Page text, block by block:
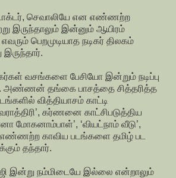
செவாலியே என எண்ணற்ற
இருந்தாலும் இன்னும் ஆயிரம்
பெறமுடியாத நடிகர் திலகம்
வசங்களை பேசியோ இன்றும் நடிப்பு
அண்ணன் தங்கை பாசத்தை சித்தரித்த
வித்தியாசம் காட்டி
கர்ணனை காட்சிபடுத்திய
மோகனாம்பாள்’, ‘வியட்நாம் வீடு’,
காவிய படங்களை தமிழ் பட
தந்தார்.
இன்று நம்மிடையே இல்லை என்றாலும்